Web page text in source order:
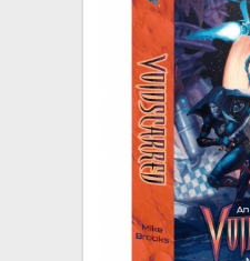
XZONE KLUB